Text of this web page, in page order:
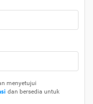
menyetujui
dan bersedia untuk